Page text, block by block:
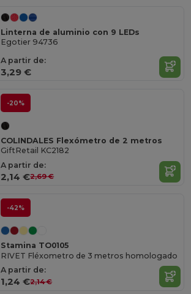
Linterna de aluminio con 9 LEDs
Egotier 94736
A partir de:
3,29 €
-20%
COLINDALES Flexómetro de 2 metros
GiftRetail KC2182
A partir de:
2,14 €2,69 €
-42%
Stamina TO0105
RIVET Fléxometro de 3 metros homologado
A partir de:
1,24 €2,14 €